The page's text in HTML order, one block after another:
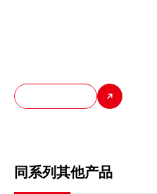
同系列其他产品